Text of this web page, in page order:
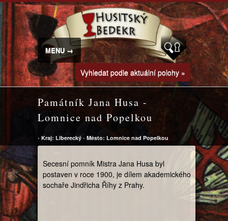
MENU →
Vyhledat podle aktuální polohy »
Památník Jana Husa -
Lomnice nad Popelkou
› Kraj: Liberecký › Město: Lomnice nad Popelkou
Secesní pomník Mistra Jana Husa byl
postaven v roce 1900, je dílem akademického
sochaře Jindřicha Říhy z Prahy.